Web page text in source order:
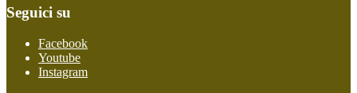
Seguici su
Facebook
Youtube
Instagram